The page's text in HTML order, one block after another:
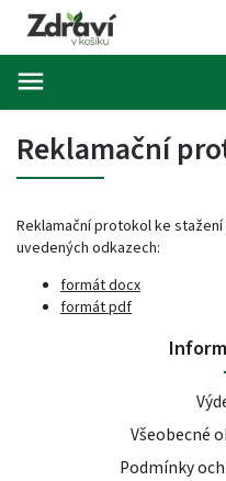
Reklamační
Reklamační protokol ke
uvedených odkazech:
formát docx
formát pdf
Všeobecné
Podmínky